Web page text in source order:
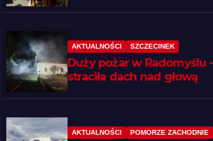
AKTUALNOŚCI SZCZECINEK
Duży pożar w Radomyślu
straciła dach nad głową
AKTUALNOŚCI POMORZE ZACHODNIE